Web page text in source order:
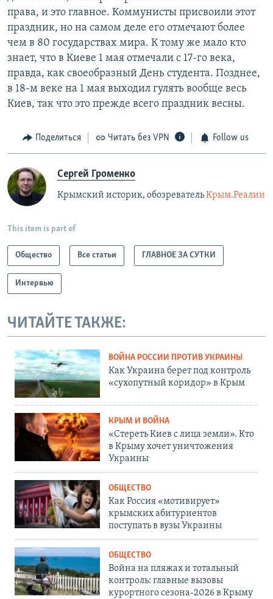
права, и это главное. Коммунисты присвоили этот
праздник, но на самом деле его отмечают более
чем в 80 государствах мира. К тому же мало кто
знает, что в Киеве 1 мая отмечали с 17-го века,
правда, как своеобразный День студента. Позднее,
в 18-м веке на 1 мая выходил гулять вообще весь
Киев, так что это прежде всего праздник весны.
Поделиться Читать без VPN Follow us
Сергей Громенко
Крымский историк, обозревательКрым.Реалии
This item is part of
Общество Все статьи ГЛАВНОЕ ЗА СУТКИ
Интервью
ЧИТАЙТЕ ТАКЖЕ:
ВОЙНА РОССИИ ПРОТИВ УКРАИНЫ
Как Украина берет под контроль
«сухопутный коридор» в Крым
КРЫМ И ВОЙНА
«Стереть Киев с лица земли». Кто
в Крыму хочет уничтожения
Украины
ОБЩЕСТВО
Как Россия «мотивирует»
крымских абитуриентов
поступать в вузы Украины
ОБЩЕСТВО
Война на пляжах и тотальный
контроль: главные вызовы
курортного сезона-2026 в Крыму